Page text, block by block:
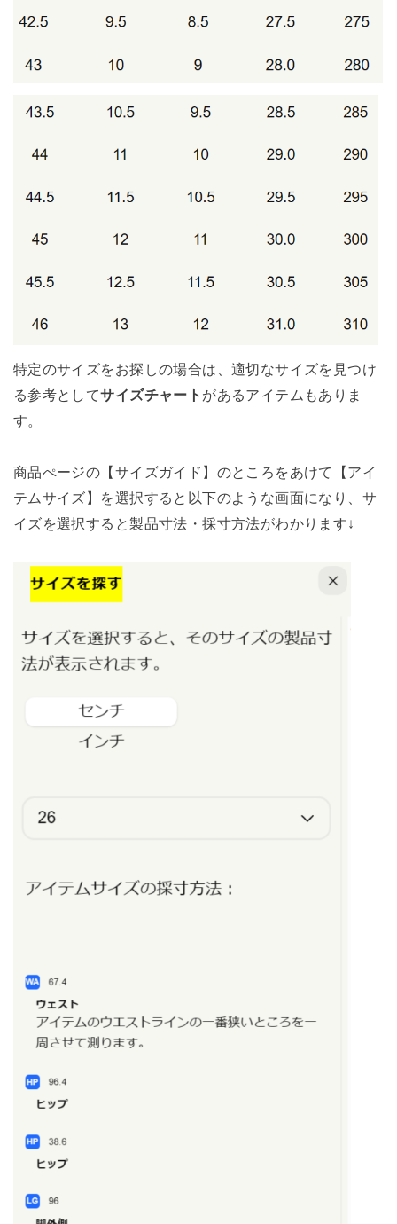
特定のサイズをお探しの場合は、適切なサイズを見つけ
る参考としてサイズチャート があるアイテムもありま
す。
商品ぺージの【サイズガイド】のところをあけて【アイ
テムサイズ】を選択すると以下のような画面になり、サ
イズを選択すると製品寸法・採寸方法がわかります↓